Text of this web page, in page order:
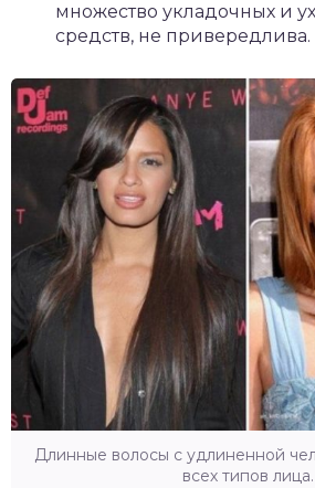
множество укладочных и
средств, не привередлива.
Длинные волосы с удлиненной
всех типов лица.